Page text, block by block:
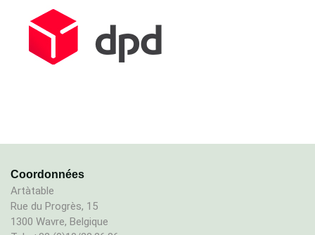
Coordonnées
Artàtable
Rue du Progrès, 15
1300 Wavre, Belgique